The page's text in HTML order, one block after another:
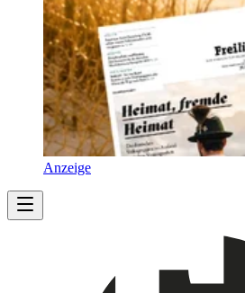
Anzeige